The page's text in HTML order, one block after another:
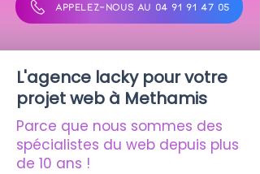
APPELEZ-NOUS AU 04 91 91 47 05
L'agence lacky pour votre
projet web à Methamis
Parce que nous sommes des
spécialistes du web depuis plus
de 10 ans !